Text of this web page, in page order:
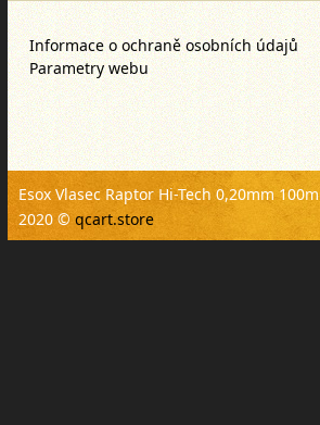
Informace o ochraně osobních údajů
Parametry webu
Esox Vlasec Raptor Hi-Tech 0,20mm 100m
2020 © qcart.store